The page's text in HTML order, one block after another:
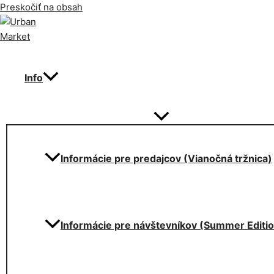
Preskočiť na obsah
Info
Informácie pre predajcov (Vianočná tržnica)
Informácie pre návštevníkov (Summer